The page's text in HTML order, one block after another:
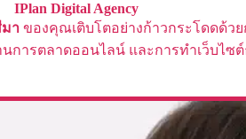
IPlan Digital Agency
า ของคุณเติบโตอย่างก้าวกระโดดด้ว
การตลาดออนไลน์ และการทำเว็บไซ